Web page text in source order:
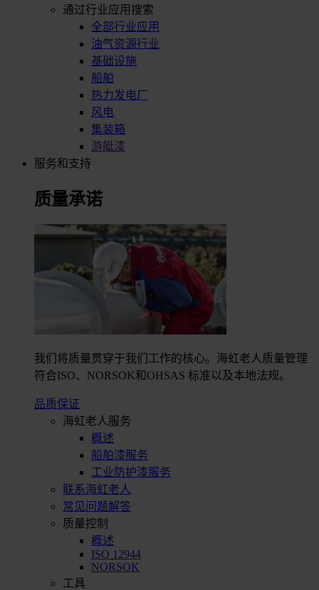
通过行业应用搜索
全部行业应用
油气资源行业
基础设施
船舶
热力发电厂
风电
集装箱
游艇漆
服务和支持
质量承诺
我们将质量贯穿于我们工作的核心。海虹老人质量管理
符合ISO、NORSOK和OHSAS 标准以及本地法规。
品质保证
海虹老人服务
概述
船舶漆服务
工业防护漆服务
联系海虹老人
常见问题解答
质量控制
概述
ISO 12944
NORSOK
工具